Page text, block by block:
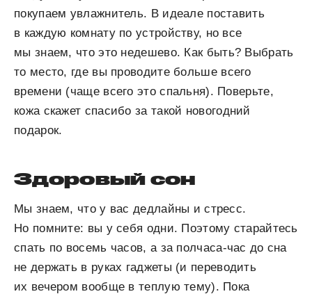
покупаем увлажнитель. В идеале поставить
в каждую комнату по устройству, но все
мы знаем, что это недешево. Как быть? Выбрать
то место, где вы проводите больше всего
времени (чаще всего это спальня). Поверьте,
кожа скажет спасибо за такой новогодний
подарок.
Здоровый сон
Мы знаем, что у вас дедлайны и стресс.
Но помните: вы у себя одни. Поэтому старайтесь
спать по восемь часов, а за полчаса-час до сна
не держать в руках гаджеты (и переводить
их вечером вообще в теплую тему). Пока